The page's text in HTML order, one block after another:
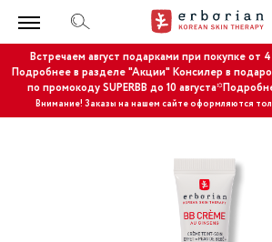
Встречаем август подарками при покупке от
Подробнее в разделе "Акции"Консилер в
по промокоду SUPERBB до 10
Внимание! Заказы на нашем сайте оформляются